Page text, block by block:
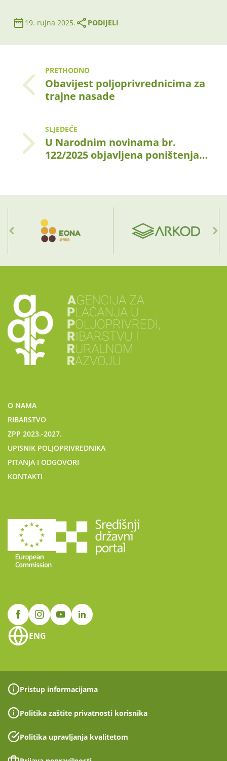
19. rujna 2025. PODIJELI
PRETHODNO
Obavijest poljoprivrednicima za
trajne nasade
SLJEDEĆE
U Narodnim novinama br.
122/2025 objavljena poništenja…
O NAMA
RIBARSTVO
ZPP 2023.-2027.
UPISNIK POLJOPRIVREDNIKA
PITANJA I ODGOVORI
KONTAKTI
ENG
Pristup informacijama
Politika zaštite privatnosti korisnika
Politika upravljanja kvalitetom